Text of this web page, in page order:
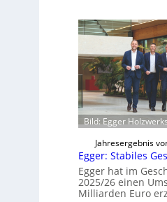
i
e
r
t
s
c
h
f
e
l
e
e
r
ö
f
f
n
e
t
L
o
Bild: Egger
Jahresergebnis
Egger: Stabiles
Egger hat im
2025/26 einen
Milliarden Euro